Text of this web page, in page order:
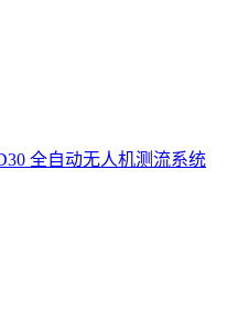
全自动无人机测流系统